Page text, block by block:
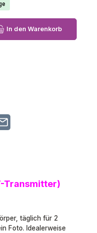
Wert ein oder benutze die
In den Warenkorb
Transmitter)
täglich für 2
Foto. Idealerweise